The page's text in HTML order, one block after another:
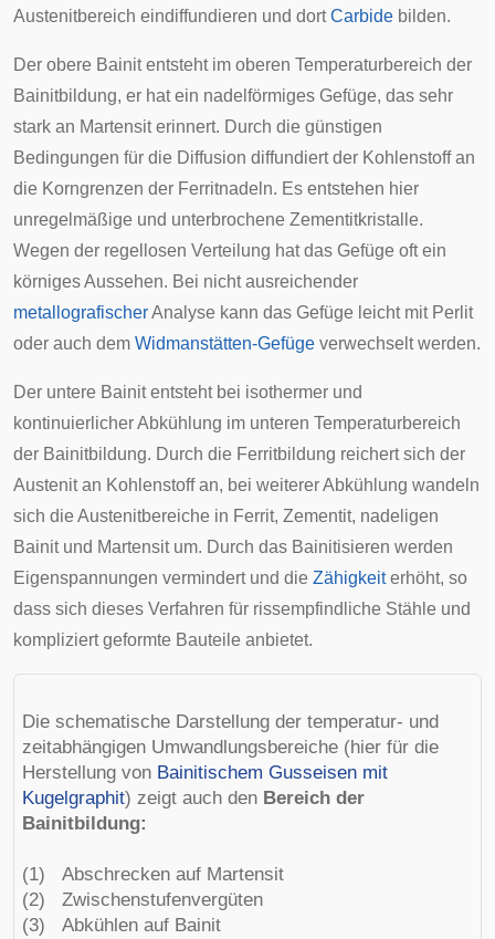
Austenitbereich eindiffundieren und dortCarbide bilden.
Der obere Bainit entsteht im oberen Temperaturbereich der
Bainitbildung, er hat ein nadelförmiges Gefüge, das sehr
stark an Martensit erinnert. Durch die günstigen
Bedingungen für die Diffusion diffundiert der Kohlenstoff an
die Korngrenzen der Ferritnadeln. Es entstehen hier
unregelmäßige und unterbrochene Zementitkristalle.
Wegen der regellosen Verteilung hat das Gefüge oft ein
körniges Aussehen. Bei nicht ausreichender
metallografischerAnalyse kann das Gefüge leicht mit Perlit
oder auch dem Widmanstätten-Gefüge verwechselt werden.
Der untere Bainit entsteht bei isothermer und
kontinuierlicher Abkühlung im unteren Temperaturbereich
der Bainitbildung. Durch die Ferritbildung reichert sich der
Austenit an Kohlenstoff an, bei weiterer Abkühlung wandeln
sich die Austenitbereiche in Ferrit, Zementit, nadeligen
Bainit und Martensit um. Durch das Bainitisieren werden
Eigenspannungen vermindert und die Zähigkeiterhöht, so
dass sich dieses Verfahren für rissempfindliche Stähle und
kompliziert geformte Bauteile anbietet.
Die schematische Darstellung der temperatur- und
zeitabhängigen Umwandlungsbereiche (hier für die
Herstellung von Bainitischem Gusseisen mit
Kugelgraphit) zeigt auch den Bereich der
Bainitbildung:
(1) Abschrecken auf Martensit
(2) Zwischenstufenvergüten
(3) Abkühlen auf Bainit